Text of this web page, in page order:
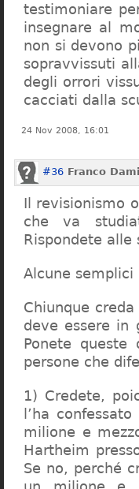
testimoniare
insegnare al
non si devono
sopravvissuti
degli orrori
cacciati dalla
24 Nov 2008, 16:01
#36 Franco
Il revisionismo
che va
Rispondete
Alcune
Chiunque
deve essere in
Ponete
persone che
1) Credete,
l’ha
milione e
Hartheim
Se no, perché